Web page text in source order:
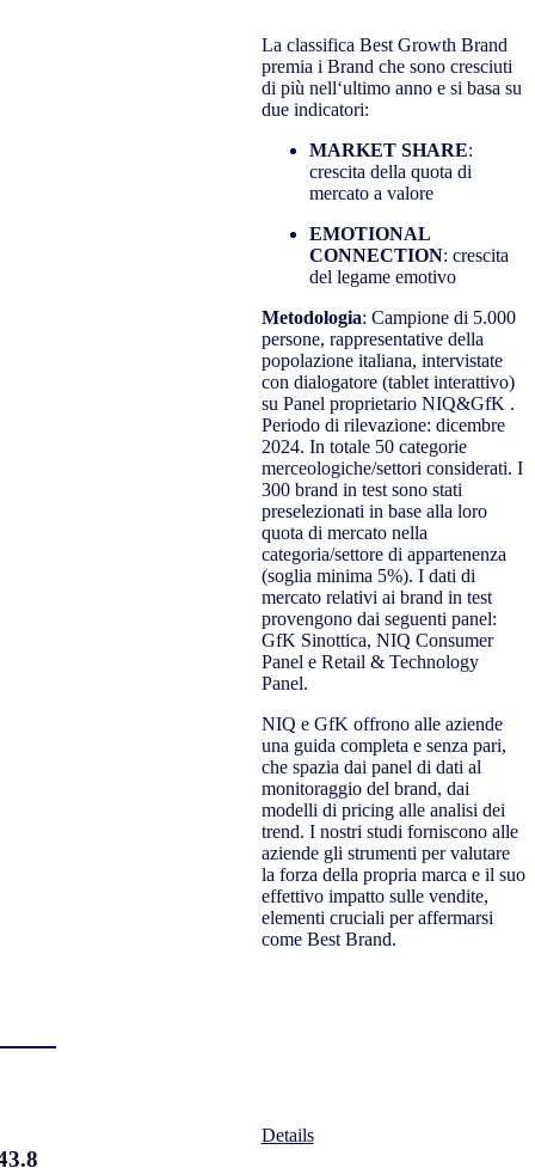
La classifica Best Growth Brand
premia i Brand che sono cresciuti
di più nell‘ultimo anno e si basa su
due indicatori:
MARKET SHARE:
crescita della quota di
mercato a valore
EMOTIONAL
CONNECTION: crescita
del legame emotivo
Metodologia: Campione di 5.000
persone, rappresentative della
popolazione italiana, intervistate
con dialogatore (tablet interattivo)
su Panel proprietario NIQ&GfK .
Periodo di rilevazione: dicembre
2024. In totale 50 categorie
merceologiche/settori considerati. I
300 brand in test sono stati
preselezionati in base alla loro
quota di mercato nella
categoria/settore di appartenenza
(soglia minima 5%). I dati di
mercato relativi ai brand in test
provengono dai seguenti panel:
GfK Sinottica, NIQ Consumer
Panel e Retail & Technology
Panel.
NIQ e GfK offrono alle aziende
una guida completa e senza pari,
che spazia dai panel di dati al
monitoraggio del brand, dai
modelli di pricing alle analisi dei
trend. I nostri studi forniscono alle
aziende gli strumenti per valutare
la forza della propria marca e il suo
effettivo impatto sulle vendite,
elementi cruciali per affermarsi
come Best Brand.
Details